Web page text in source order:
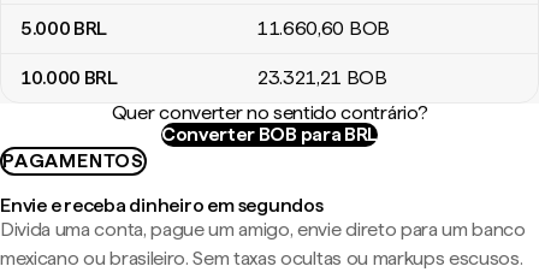
5.000 BRL 11.660,60 BOB
10.000 BRL 23.321,21 BOB
Quer converter no sentido contrário?
Converter BOB para BRL
PAGAMENTOS
Envie e receba dinheiro em segundos
Divida uma conta, pague um amigo, envie direto para um banco
mexicano ou brasileiro. Sem taxas ocultas ou markups escusos.